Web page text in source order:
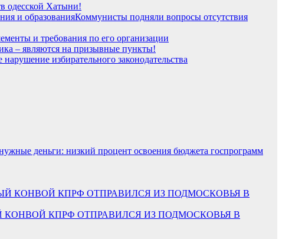
одесской Хатыни!
Коммунисты подняли вопросы отсутствия
и требования по его организации
– являются на призывные пункты!
избирательного законодательства
деньги: низкий процент освоения бюджета госпрограмм
КОНВОЙ КПРФ ОТПРАВИЛСЯ ИЗ ПОДМОСКОВЬЯ В